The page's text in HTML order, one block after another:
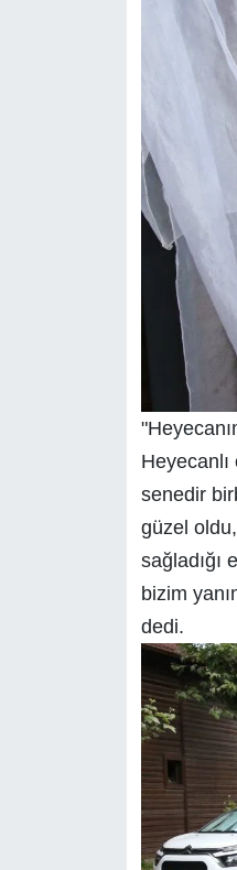
senedir
güzel
sağladığı
bizim
dedi.